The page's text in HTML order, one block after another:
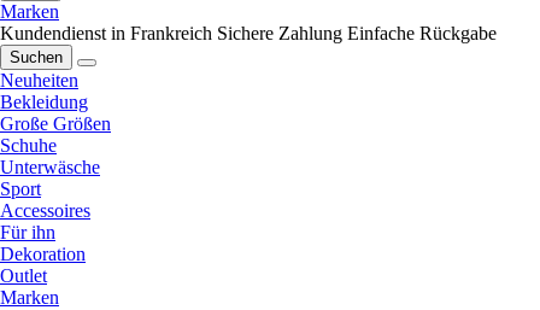
Marken
Kundendienst in Frankreich Sichere Zahlung Einfache Rückgabe
Suchen
Neuheiten
Bekleidung
Große Größen
Schuhe
Unterwäsche
Sport
Accessoires
Für ihn
Dekoration
Outlet
Marken